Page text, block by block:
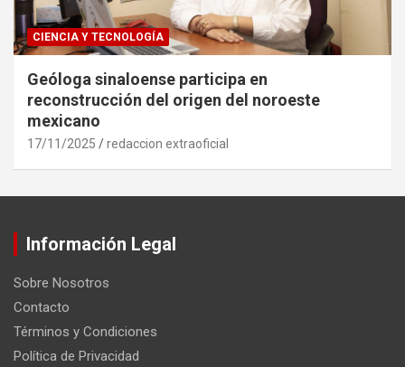
CIENCIA Y TECNOLOGÍA
Geóloga sinaloense participa en
reconstrucción del origen del noroeste
mexicano
17/11/2025 redaccion extraoficial
Información Legal
Sobre Nosotros
Contacto
Términos y Condiciones
Política de Privacidad